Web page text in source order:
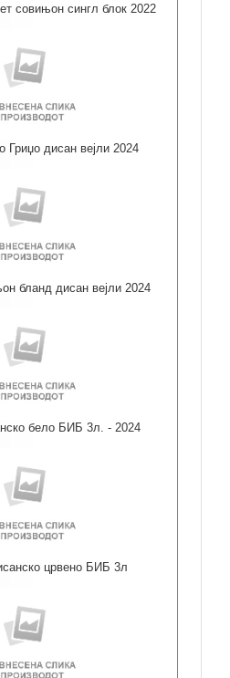
совињон сингл блок 2022
дисан вејли 2024
бланд дисан вејли 2024
бело БИБ 3л. - 2024
црвено БИБ 3л